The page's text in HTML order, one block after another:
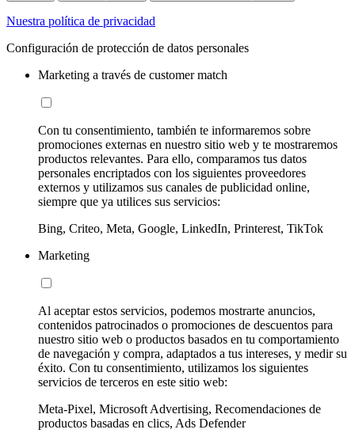
Nuestra política de privacidad
Configuración de protección de datos personales
Marketing a través de customer match
Con tu consentimiento, también te informaremos sobre
promociones externas en nuestro sitio web y te mostraremos
productos relevantes. Para ello, comparamos tus datos
personales encriptados con los siguientes proveedores
externos y utilizamos sus canales de publicidad online,
siempre que ya utilices sus servicios:
Bing, Criteo, Meta, Google, LinkedIn, Printerest, TikTok
Marketing
Al aceptar estos servicios, podemos mostrarte anuncios,
contenidos patrocinados o promociones de descuentos para
nuestro sitio web o productos basados en tu comportamiento
de navegación y compra, adaptados a tus intereses, y medir su
éxito. Con tu consentimiento, utilizamos los siguientes
servicios de terceros en este sitio web:
Meta-Pixel, Microsoft Advertising, Recomendaciones de
productos basadas en clics, Ads Defender